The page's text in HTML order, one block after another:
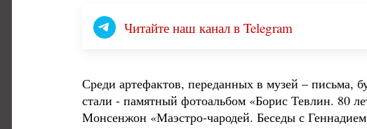
Читайте наш канал в Telegram
Среди артефактов, переданных в музей – письма,
стали - памятный фотоальбом «Борис Тевлин. 80
Монсенжон «Маэстро-чародей. Беседы с